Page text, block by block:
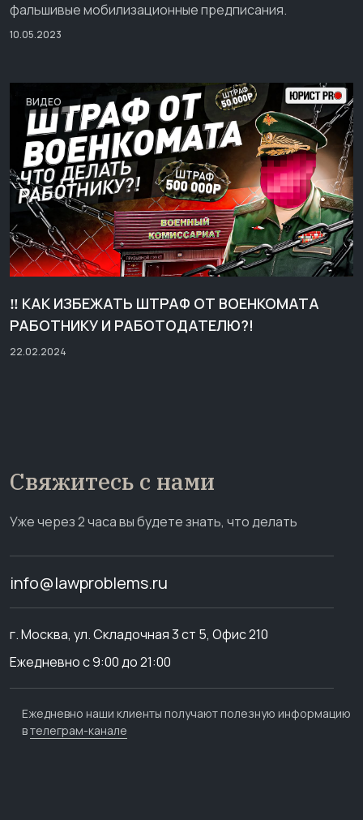
фальшивые мобилизационные предписания.
10.05.2023
ВИДЕО
‼️ КАК ИЗБЕЖАТЬ ШТРАФ ОТ ВОЕНКОМАТА
РАБОТНИКУ И РАБОТОДАТЕЛЮ?!
22.02.2024
Свяжитесь с нами
Уже через 2 часа вы будете знать, что делать
info@lawproblems.ru
г. Москва, ул. Складочная 3 ст 5, Офис 210
Ежедневно с 9:00 до 21:00
Ежедневно наши клиенты получают полезную информацию
втелеграм-канале